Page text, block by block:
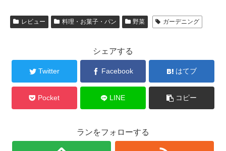
レビュー 料理・お菓子・パン 野菜 ガーデニング
シェアする
Twitter Facebook はてブ
Pocket LINE コピー
ランをフォローする